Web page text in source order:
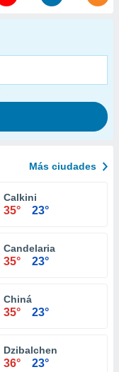
Más ciudades
Calkini
35° 23°
Candelaria
35° 23°
Chiná
35° 23°
Dzibalchen
36° 23°